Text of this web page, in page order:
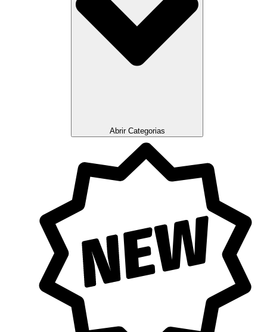
Abrir Categorias